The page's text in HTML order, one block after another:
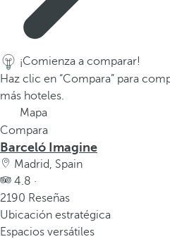
a
j
o
a
r
a
n
a
v
e
¡Comienza a comparar!
Haz clic en “Compara” para
más hoteles.
Mapa
Compara
Barceló Imagine
Madrid, Spain
4.8 ·
2190 Reseñas
Ubicación estratégica
Espacios versátiles